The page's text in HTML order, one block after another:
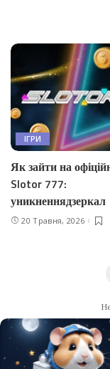
ІГРИ
Як зайти на
Slotor 777:
уникненнядзеркал
20 Травня, 2026